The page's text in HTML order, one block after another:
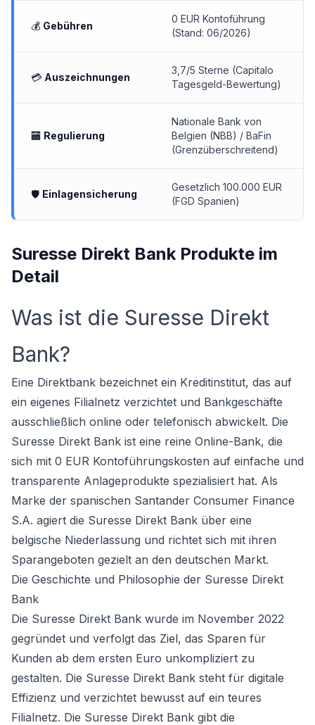
💰 Gebühren
0 EUR Kontoführung
(Stand: 06/2026)
💳 Auszeichnungen
3,7/5 Sterne (Capitalo
Tagesgeld-Bewertung)
🏧 Regulierung
Nationale Bank von
Belgien (NBB) / BaFin
(Grenzüberschreitend)
🛡 Einlagensicherung
Gesetzlich 100.000 EUR
(FGD Spanien)
Suresse Direkt Bank Produkte im
Detail
Was ist die Suresse Direkt
Bank?
Eine Direktbank bezeichnet ein Kreditinstitut, das auf
ein eigenes Filialnetz verzichtet und Bankgeschäfte
ausschließlich online oder telefonisch abwickelt. Die
Suresse Direkt Bank ist eine reine Online-Bank, die
sich mit 0 EUR Kontoführungskosten auf einfache und
transparente Anlageprodukte spezialisiert hat. Als
Marke der spanischen Santander Consumer Finance
S.A. agiert die Suresse Direkt Bank über eine
belgische Niederlassung und richtet sich mit ihren
Sparangeboten gezielt an den deutschen Markt.
Die Geschichte und Philosophie der Suresse Direkt
Bank
Die Suresse Direkt Bank wurde im November 2022
gegründet und verfolgt das Ziel, das Sparen für
Kunden ab dem ersten Euro unkompliziert zu
gestalten. Die Suresse Direkt Bank steht für digitale
Effizienz und verzichtet bewusst auf ein teures
Filialnetz. Die Suresse Direkt Bank gibt die